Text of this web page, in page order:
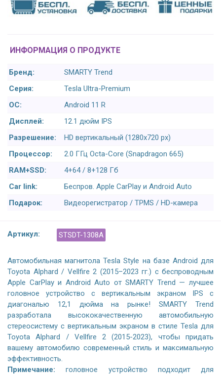
ИНФОРМАЦИЯ О ПРОДУКТЕ
Бренд:
SMARTY Trend
Серия:
Tesla Ultra-Premium
ОС:
Android 11 R
Дисплей:
12.1 дюйм IPS
Разрешение:
HD вертикальный (1280x720 px)
Процессор:
2.0 ГГц Octa-Core (Snapdragon 665)
RAM+SSD:
4+64 / 8+128 Гб
Car link:
Беспров. Apple CarPlay и Android Auto
Подарок:
Видеорегистратор / TPMS / HD-камера
Артикул: STSDT-1308A
Автомобильная магнитола Tesla Style на базе Android для
Toyota Alphard / Vellfire 2 (2015–2023 гг.) с беспроводным
Apple CarPlay и Android Auto от SMARTY Trend — лучшее
головное устройство с вертикальным экраном IPS с
диагональю 12,1 дюйма на рынке! SMARTY Trend
разработала высококачественную автомобильную
стереосистему с вертикальным экраном в стиле Tesla для
Toyota Alphard / Vellfire 2 (2015-2023), чтобы придать
вашему автомобилю современный стиль и максимальную
эффективность.
Примечание: головное устройство подходит для